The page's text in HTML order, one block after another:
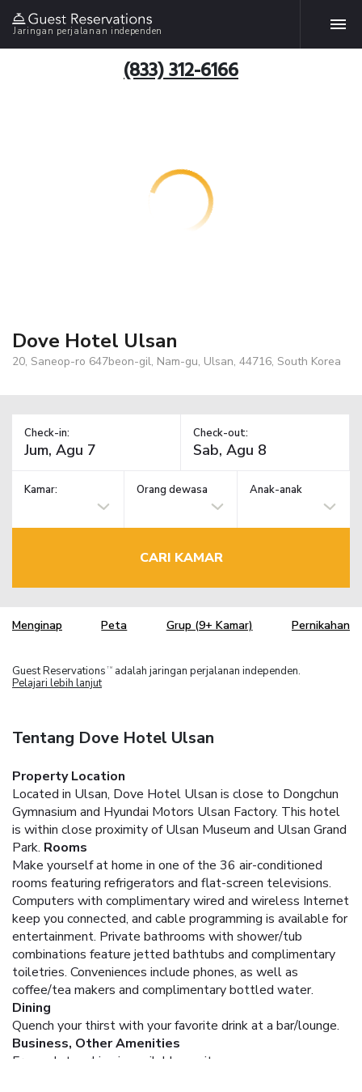
Jaringan perjalanan independen
(833) 312-6166
Dove Hotel Ulsan
20, Saneop-ro 647beon-gil, Nam-gu, Ulsan, 44716, South Korea
Check-in: Check-out:
Kamar: Orang dewasa Anak-anak
CARI KAMAR
Menginap Peta Grup (9+ Kamar) Pernikahan
Guest Reservations TM
adalah jaringan perjalanan independen.
Pelajari lebih lanjut
Tentang Dove Hotel Ulsan
Property Location
Located in Ulsan, Dove Hotel Ulsan is close to Dongchun
Gymnasium and Hyundai Motors Ulsan Factory. This hotel
is within close proximity of Ulsan Museum and Ulsan Grand
Park. Rooms
Make yourself at home in one of the 36 air-conditioned
rooms featuring refrigerators and flat-screen televisions.
Computers with complimentary wired and wireless Internet
keep you connected, and cable programming is available for
entertainment. Private bathrooms with shower/tub
combinations feature jetted bathtubs and complimentary
toiletries. Conveniences include phones, as well as
coffee/tea makers and complimentary bottled water.
Dining
Quench your thirst with your favorite drink at a bar/lounge.
Business, Other Amenities
Free valet parking is available onsite.